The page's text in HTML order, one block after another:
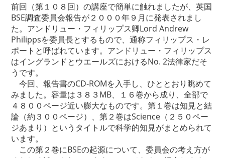
前回（第１０８回）の講座で簡単に触れましたが、英国
BSE調査委員会報告が２０００年９月に発表されまし
た。アンドリュー・フィリップス卿Lord Andrew
Philippsを委員長とするもので、通称フィリップス・レ
ポートと呼ばれています。アンドリュー・フィリップス
はイングランドとウエールズにおけるNo. 2法律家だそ
うです。
今回、報告書のCD-ROMを入手し、ひととおり眺めて
みました。容量は３８３MB、１６巻から成り、全部で
４８００ページ近い膨大なものです。第１巻は知見と結
論（約３００ページ）、第２巻はScience（２５０ペー
ジあまり）というタイトルで科学的知見がまとめられて
います。
この第２巻にBSEの起源について、委員会の考え方が